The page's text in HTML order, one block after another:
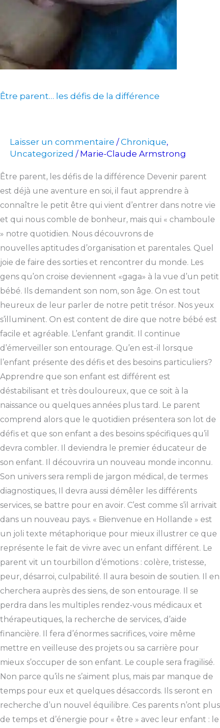
Être parent… les défis de la différence
Laisser un commentaire /Chronique,
Uncategorized / Marie-Claude Armstrong
Être parent, les défis de la différence Devenir parent
est déjà une aventure en soi, il faut apprendre à
connaître le petit être qui vient d’entrer dans notre vie
et qui nous comble de bonheur, mais qui « chamboule
» notre quotidien. Nous découvrons de
nouvelles aptitudes d’organisation et parentales. Quel
joie de faire des sorties et rencontrer du monde. Les
gens qu’on croise deviennent «gaga» à la vue d’un petit
bébé. Ils demandent son nom, son âge. On est tout
heureux de leur parler de notre petit trésor. Nos yeux
s’illuminent. On est content de dire que notre bébé est
facile et agréable. L’enfant grandit. Il continue
d’émerveiller son entourage. Qu’en est-il lorsque
l’enfant présente des défis et des besoins particuliers?
Apprendre que son enfant est différent est
déstabilisant et très douloureux, que ce soit à la
naissance ou quelques années plus tard. Le parent
comprend alors que le quotidien présentera son lot de
défis et que son enfant a des besoins spécifiques qu’il
devra combler. Il deviendra le premier éducateur de
son enfant. Il découvrira un nouveau monde inconnu.
Son univers sera rempli de jargon médical, de termes
diagnostiques, Il devra aussi démêler les différents
services, se battre pour en avoir. C’est comme s’il arrivait
dans un nouveau pays. « Bienvenue en Hollande » est
un joli texte métaphorique pour mieux illustrer ce que
représente le fait de vivre avec un enfant différent. Le
parent vit un tourbillon d’émotions : colère, tristesse,
peur, désarroi, culpabilité. Il aura besoin de soutien. Il en
cherchera auprès des siens, de son entourage. Il se
perdra dans les multiples rendez-vous médicaux et
thérapeutiques, la recherche de services, d’aide
financière. Il fera d’énormes sacrifices, voire même
mettre en veilleuse des projets ou sa carrière pour
mieux s’occuper de son enfant. Le couple sera fragilisé.
Non parce qu’ils ne s’aiment plus, mais par manque de
temps pour eux et quelques désaccords. Ils seront en
recherche d’un nouvel équilibre. Ces parents n’ont plus
de temps et d’énergie pour « être » avec leur enfant : le